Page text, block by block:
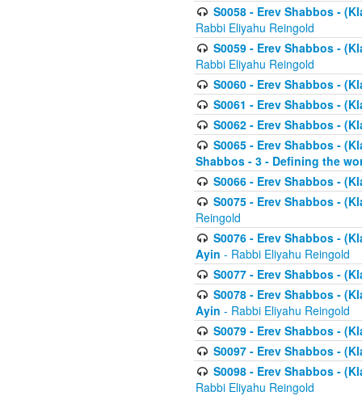
S0058 - Erev Shabbos -
Rabbi Eliyahu Reingold
S0059 - Erev Shabbos -
Rabbi Eliyahu Reingold
S0060 - Erev Shabbos -
S0061 - Erev Shabbos -
S0062 - Erev Shabbos -
S0065 - Erev Shabbos -
Shabbos - 3 - Defining the
S0066 - Erev Shabbos -
S0075 - Erev Shabbos -
Reingold
S0076 - Erev Shabbos -
Ayin - Rabbi Eliyahu Reingold
S0077 - Erev Shabbos -
S0078 - Erev Shabbos -
Ayin - Rabbi Eliyahu Reingold
S0079 - Erev Shabbos -
S0097 - Erev Shabbos -
S0098 - Erev Shabbos -
Rabbi Eliyahu Reingold